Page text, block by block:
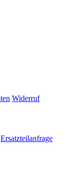
Widerruf
Ersatzteilanfrage